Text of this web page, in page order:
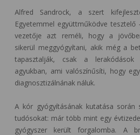
Alfred Sandrock, a szert
Egyetemmel együttműködve tesztelő
vezetője azt reméli, hogy a
sikerül meggyógyítani, akik még a
tapasztalják, csak a
agyukban, ami valószínűsíti, hogy
diagnosztizálnának náluk.
A kór gyógyításának kutatása során
tudósokat: már több mint egy
gyógyszer került forgalomba. A